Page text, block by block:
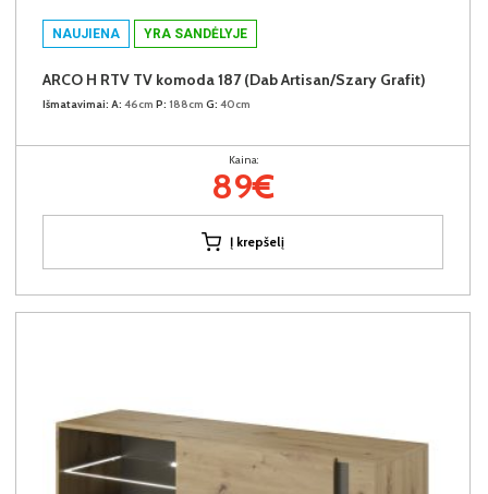
NAUJIENA YRA SANDĖLYJE
ARCO H RTV TV komoda 187 (Dab Artisan/Szary Grafit)
Išmatavimai: A: 46cm P: 188cm G: 40cm
Kaina:
89€
Į krepšelį